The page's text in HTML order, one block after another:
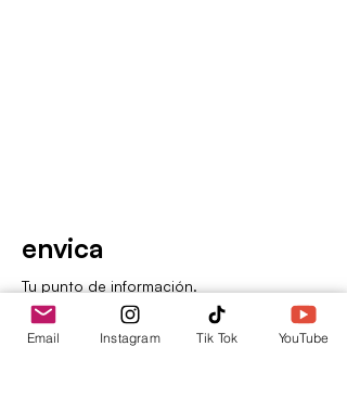
envica
Tu punto de información.
Email Instagram Tik Tok YouTube